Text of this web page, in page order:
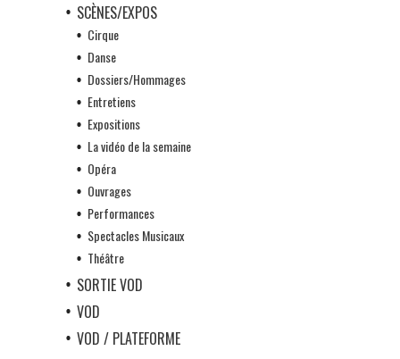
SCÈNES/EXPOS
Cirque
Danse
Dossiers/Hommages
Entretiens
Expositions
La vidéo de la semaine
Opéra
Ouvrages
Performances
Spectacles Musicaux
Théâtre
SORTIE VOD
VOD
VOD / PLATEFORME